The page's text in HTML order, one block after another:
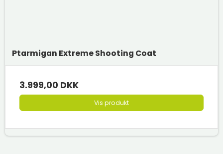
Ptarmigan Extreme Shooting Coat
3.999,00 DKK
Vis produkt